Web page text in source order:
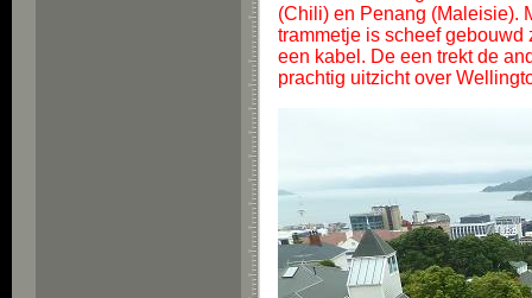
(Chili) en Penang (Maleisie).
trammetje is scheef
een kabel. De een trekt de
prachtig uitzicht over